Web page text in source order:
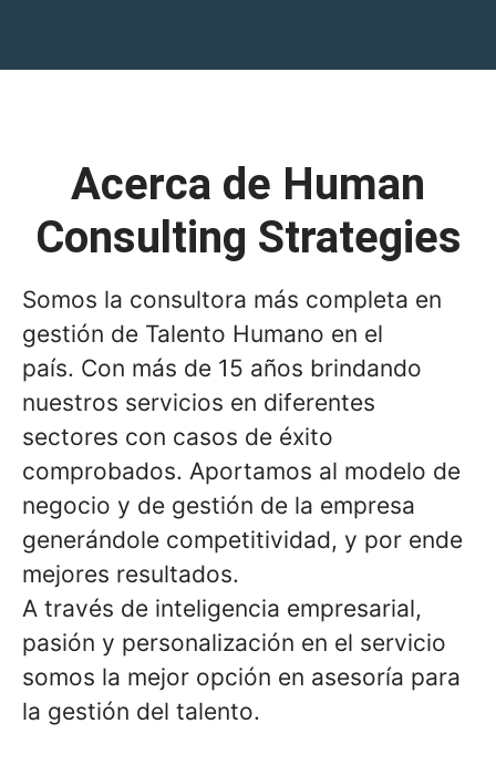
Acerca de Human
Consulting Strategies
Somos la consultora más completa en
gestión de Talento Humano en el
país. Con más de 15 años brindando
nuestros servicios en diferentes
sectores con casos de éxito
comprobados. Aportamos al modelo de
negocio y de gestión de la empresa
generándole competitividad, y por ende
mejores resultados.
A través de inteligencia empresarial,
pasión y personalización en el servicio
somos la mejor opción en asesoría para
la gestión del talento.